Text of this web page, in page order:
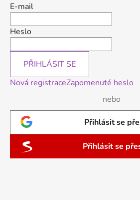
E-mail
Heslo
PŘIHLÁSIT SE
Nová registraceZapomenuté heslo
nebo
Přihlásit se
Přihlásit se